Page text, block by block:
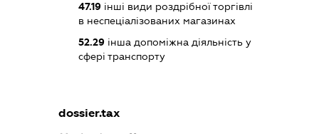
47.19інші види роздрібної торгівлі
в неспеціалізованих магазинах
52.29інша допоміжна діяльність у
сфері транспорту
dossier.tax